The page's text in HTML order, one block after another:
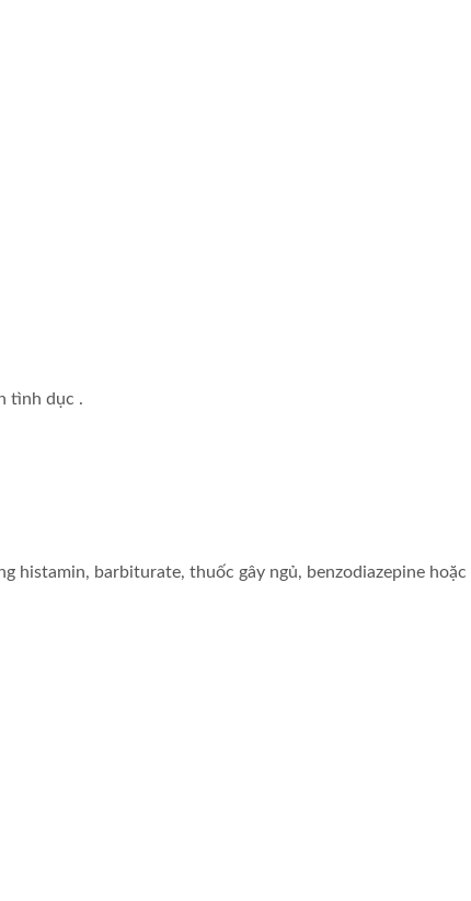
tình dục .
barbiturate, thuốc gây ngủ, benzodiazepine